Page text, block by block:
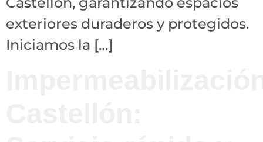
exteriores duraderos y protegidos.
Iniciamos la […]